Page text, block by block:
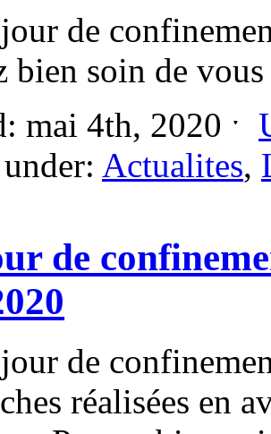
de
bien soin de
mai 4th, 2020 ˑ
Actualites,
de
de
réalisées en